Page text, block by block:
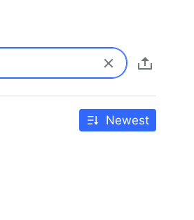
Newest